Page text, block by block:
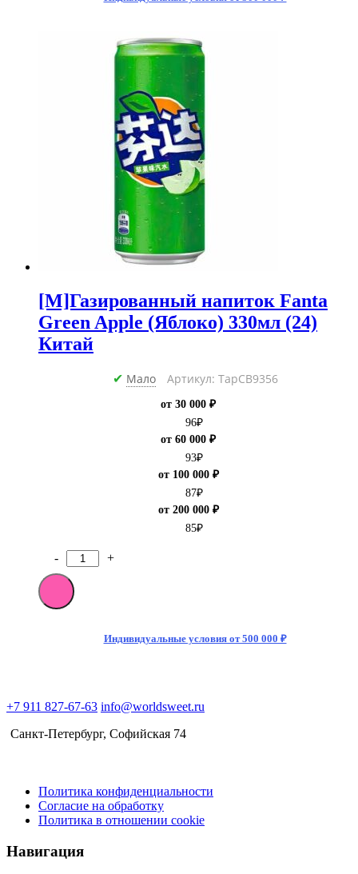
[M]Газированный напиток Fanta
Green Apple (Яблоко) 330мл (24)
Китай
✔ Мало Артикул: ТарCB9356
от 30 000 ₽
96₽
от 60 000 ₽
93₽
от 100 000 ₽
87₽
от 200 000 ₽
85₽
Количество
товара
[M]Газированный
напиток
Китай
- +
Индивидуальные условия от 500 000 ₽
+7 911 827-67-63 info@worldsweet.ru
Санкт-Петербург​, Софийская 74
Политика конфиденциальности
Согласие на обработку
Политика в отношении cookie
Навигация